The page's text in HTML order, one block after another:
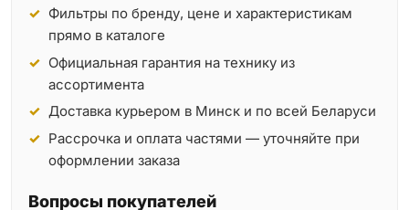
Фильтры по бренду, цене и характеристикам
прямо в каталоге
Официальная гарантия на технику из
ассортимента
Доставка курьером в Минск и по всей Беларуси
Рассрочка и оплата частями — уточняйте при
оформлении заказа
Вопросы покупателей